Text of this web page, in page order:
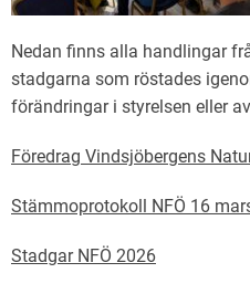
Nedan finns alla handlingar
stadgarna som röstades
förändringar i styrelsen eller
Föredrag Vindsjöbergens
Stämmoprotokoll NFÖ 16
Stadgar NFÖ 2026